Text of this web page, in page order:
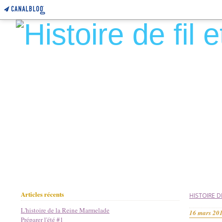
Articles récents
L'histoire de la Reine Marmelade
Préparer l'été #1
HISTOIRE
16 mars